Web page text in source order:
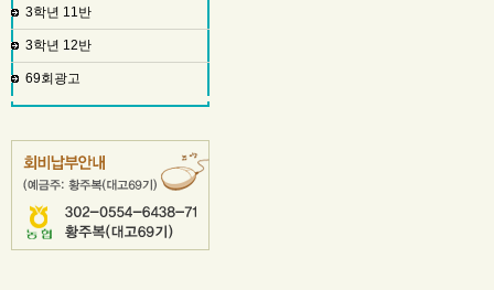
3학년 11반
3학년 12반
69회광고